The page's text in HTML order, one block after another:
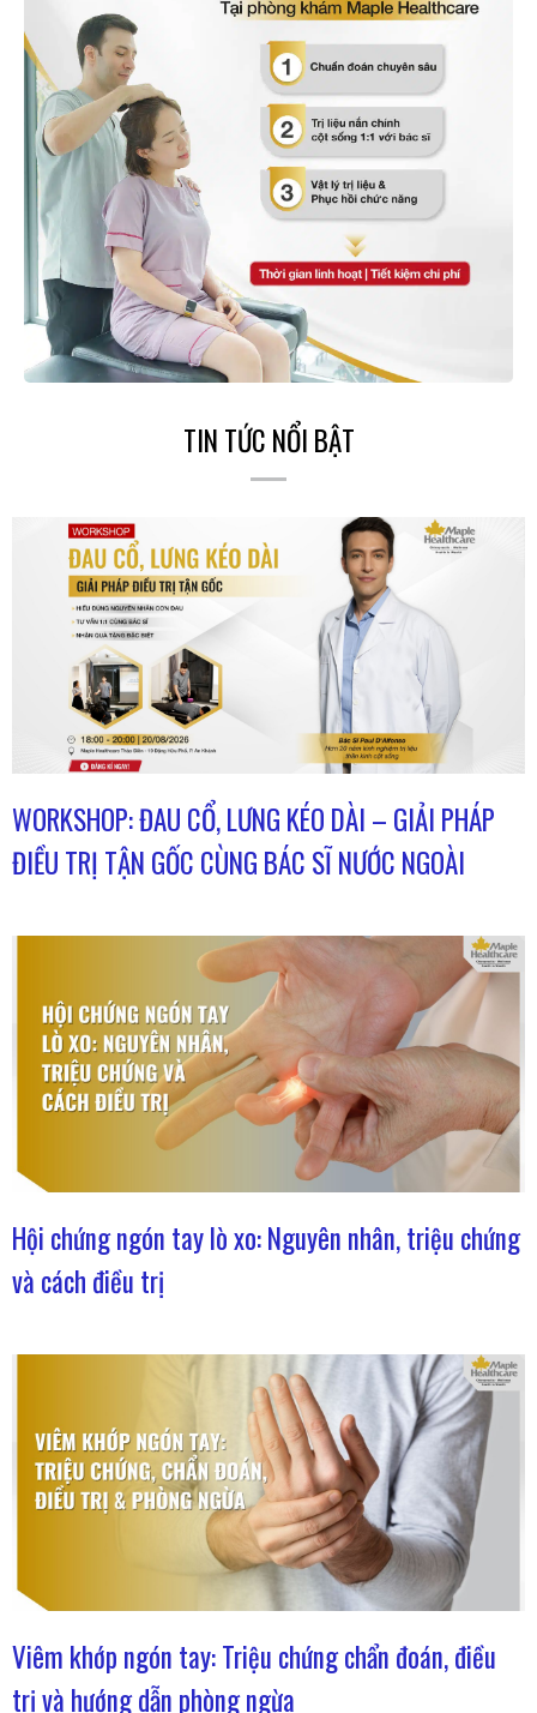
TIN TỨC NỔI BẬT
WORKSHOP: ĐAU CỔ, LƯNG KÉO DÀI – GIẢI PHÁP
ĐIỀU TRỊ TẬN GỐC CÙNG BÁC SĨ NƯỚC NGOÀI
Hội chứng ngón tay lò xo: Nguyên nhân, triệu chứng
và cách điều trị
Viêm khớp ngón tay: Triệu chứng chẩn đoán, điều
trị và hướng dẫn phòng ngừa